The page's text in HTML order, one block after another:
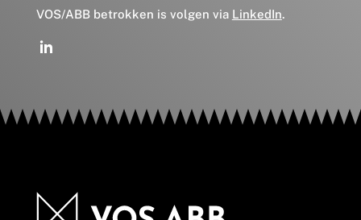
VOS/ABB betrokken is volgen via LinkedIn.